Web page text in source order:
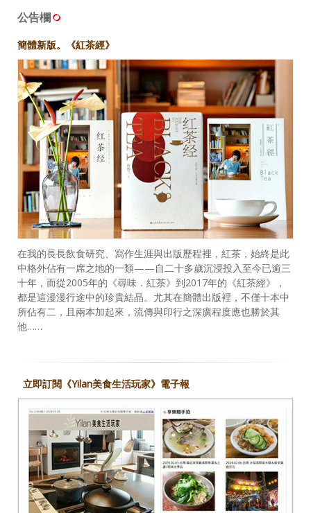
公告欄
簡體新版。《紅茶經》
在我的長長飲食研究、寫作生涯與出版歷程裡，紅茶，始終是此
中格外佔有一席之地的一類——自二十多歲沉浸投入至今已逾三
十年，而從2005年的《尋味．紅茶》到2017年的《紅茶經》，
都是這漫漫行途中的珍貴結晶。尤其在簡體出版裡，不僅十本中
所佔有二，且兩本加起來，流傳與印行之深廣程度應也勝於其
他……
立即訂閱《Yilan美食生活玩家》電子報